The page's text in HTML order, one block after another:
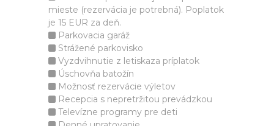
mieste (rezervácia je potrebná). Poplatok
je 15 EUR za deň.
Parkovacia garáž
Strážené parkovisko
Vyzdvihnutie z letiskaza príplatok
Úschovňa batožín
Možnosť rezervácie výletov
Recepcia s nepretržitou prevádzkou
Televízne programy pre deti